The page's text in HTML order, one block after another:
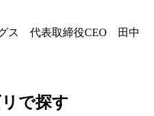
ス 代表取締役CEO 田中
で探す